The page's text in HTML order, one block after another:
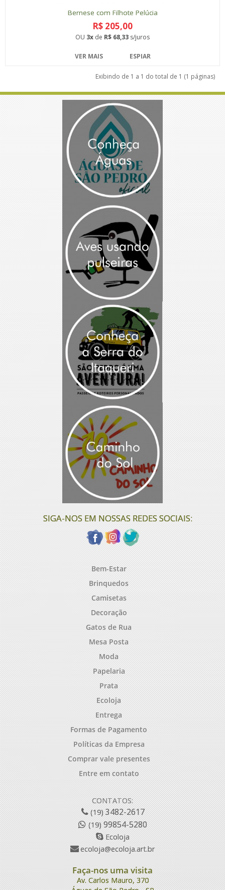
Bernese com Filhote Pelúcia
R$ 205,00
OU 3x de R$ 68,33 s/juros
VER MAIS ESPIAR
Exibindo de 1 a 1 do total de 1 (1 páginas)
SIGA-NOS EM NOSSAS REDES SOCIAIS:
Bem-Estar
Brinquedos
Camisetas
Decoração
Gatos de Rua
Mesa Posta
Moda
Papelaria
Prata
Ecoloja
Entrega
Formas de Pagamento
Políticas da Empresa
Comprar vale presentes
Entre em contato
CONTATOS:
(19)3482-2617
(19)99854-5280
Ecoloja
ecoloja@ecoloja.art.br
Faça-nos uma visita
Av. Carlos Mauro, 370